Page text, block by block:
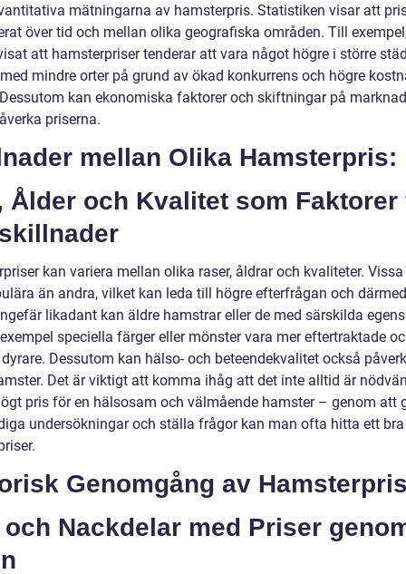
mätningarna av hamsterpris. Statistiken visar att
över tid och mellan olika geografiska områden. Till
att hamsterpriser tenderar att vara något högre i större
mindre orter på grund av ökad konkurrens och högre
kan ekonomiska faktorer och skiftningar på
priserna.
mellan Olika Hamsterpris:
Ålder och Kvalitet som Faktorer
kan variera mellan olika raser, åldrar och kvaliteter. Vissa
än andra, vilket kan leda till högre efterfrågan och
likadant kan äldre hamstrar eller de med särskilda
speciella färger eller mönster vara mer eftertraktade
Dessutom kan hälso- och beteendekvalitet också
Det är viktigt att komma ihåg att det inte alltid är
pris för en hälsosam och välmående hamster – genom att
undersökningar och ställa frågor kan man ofta hitta ett
Genomgång av
och Nackdelar med Priser